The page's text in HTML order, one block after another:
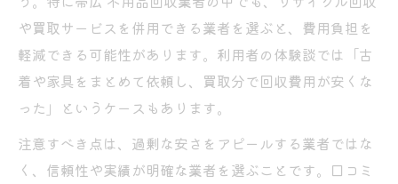
や買取サービスを併用できる業者を選ぶと、費用負担を
軽減できる可能性があります。利用者の体験談では「古
着や家具をまとめて依頼し、買取分で回収費用が安くな
った」というケースもあります。
注意すべき点は、過剰な安さをアピールする業者ではな
く、信頼性や実績が明確な業者を選ぶことです。口コミ